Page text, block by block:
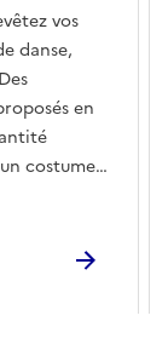
vos
danse,
en
costume